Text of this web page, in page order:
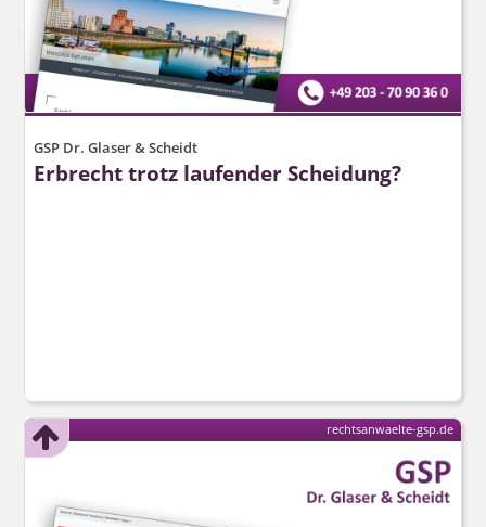
GSP Dr. Glaser & Scheidt
Erbrecht trotz laufender Scheidung?
rechtsanwaelte-gsp.de